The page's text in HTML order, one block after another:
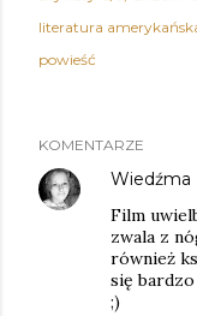
literatura
powieść
KOMENTARZE
Wiedźma
Film
zwala z
również
się
;)